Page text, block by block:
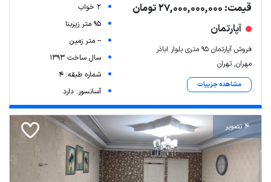
قیمت: 27,000,000,000 تومان
آپارتمان
فروش آپارتمان ۹۵ متری بلوار اباذر
مهران, تهران
مشاهده جزییات
2 خواب
95 متر زیربنا
-- متر زمین
سال ساخت 1393
شماره طبقه: 4
آسانسور: دارد
4 تصویر